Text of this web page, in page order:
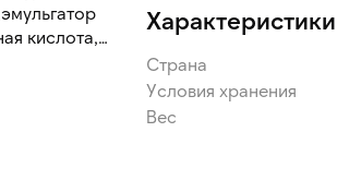
Характеристики
Страна
Условия хранения
Вес